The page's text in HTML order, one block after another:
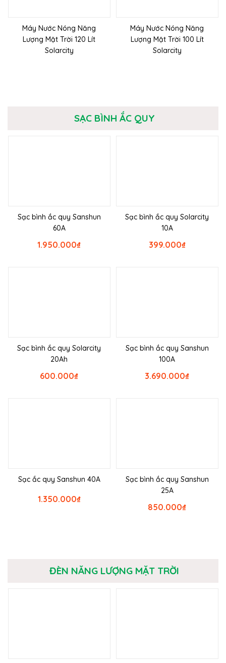
Máy Nước Nóng Năng
Lượng Mặt Trời 120 Lít
Solarcity
Máy Nước Nóng Năng
Lượng Mặt Trời 100 Lít
Solarcity
SẠC BÌNH ẮC QUY
Sạc bình ắc quy Sanshun
60A
₫
1.950.000
Sạc bình ắc quy Solarcity
10A
₫
399.000
Sạc bình ắc quy Solarcity
20Ah
₫
600.000
Sạc bình ắc quy Sanshun
100A
₫
3.690.000
Sạc ắc quy Sanshun 40A
₫
1.350.000
Sạc bình ắc quy Sanshun
25A
₫
850.000
ĐÈN NĂNG LƯỢNG MẶT TRỜI